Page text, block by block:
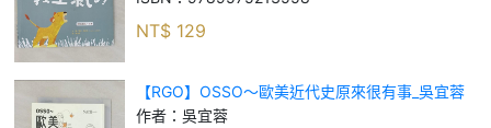
NT$ 129
【RGO】OSSO～歐美近代史原來很有事_吳宜蓉
作者： 吳宜蓉